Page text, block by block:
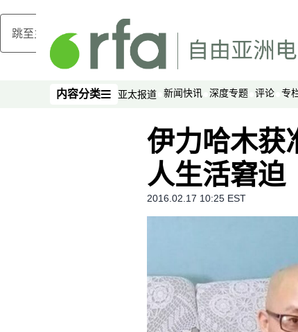
跳至主内容
内容分类
内容分类 亚太报道 新闻快讯 深度专题 评论 专
伊力哈木获
人生活窘迫
2016.02.17 10:25 EST